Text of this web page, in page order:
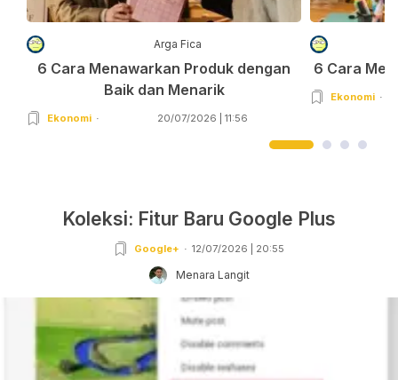
Arga Fica
6 Cara Menawarkan Produk dengan
Baik dan Menarik
Ekonomi 20/07/2026 | 11:56
6 Cara
Ekonomi
Koleksi: Fitur Baru Google Plus
Google+ 12/07/2026 | 20:55
Menara Langit